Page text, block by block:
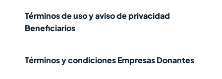
Términos de uso y aviso de privacidad
Beneficiarios
Términos y condiciones Empresas Donantes